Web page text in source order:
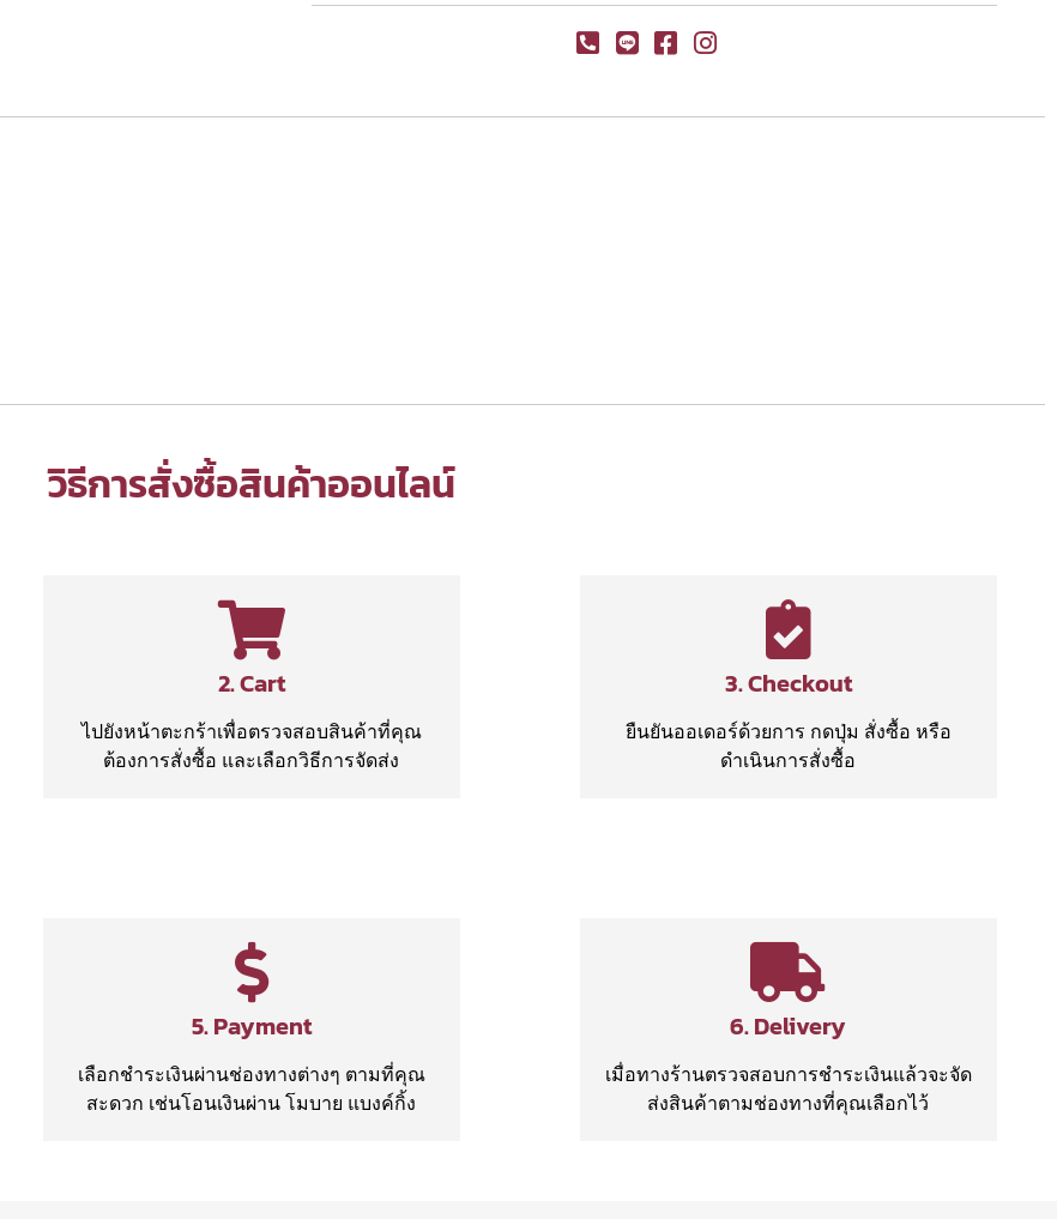
วิธีการสั่งซื้อสินค้าออนไลน์
2. Cart
ไปยังหน้าตะกร้าเพื่อตรวจสอบสินค้าที่คุณ
ต้องการสั่งซื้อ และเลือกวิธีการจัดส่ง
3. Checkout
ยืนยันออเดอร์ด้วยการ กดปุ่ม สั่งซื้อ หรือ
ดำเนินการสั่งซื้อ
5. Payment
เลือกชำระเงินผ่านช่องทางต่างๆ ตามที่คุณ
สะดวก เช่นโอนเงินผ่าน โมบาย แบงค์กิ้ง
6. Delivery
เมื่อทางร้านตรวจสอบการชำระเงินแล้วจะจัด
ส่งสินค้าตามช่องทางที่คุณเลือกไว้